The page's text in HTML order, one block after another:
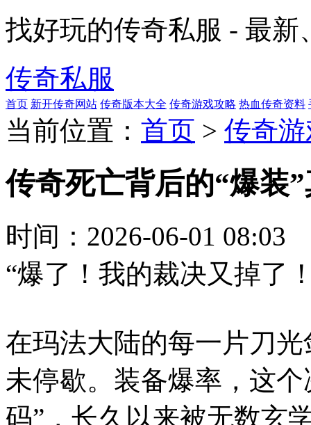
找好玩的传奇私服 - 最
传奇私服
首页 新开传奇网站 传奇版本大全 传奇游戏攻略 热血传奇资料
当前位置： 首页 > 传奇
传奇死亡背后的“爆装
时间： 2026-06-01 08:03
“爆了！我的裁决又掉了
在玛法大陆的每一片刀
未停歇。装备爆率，这
码”，长久以来被无数玄